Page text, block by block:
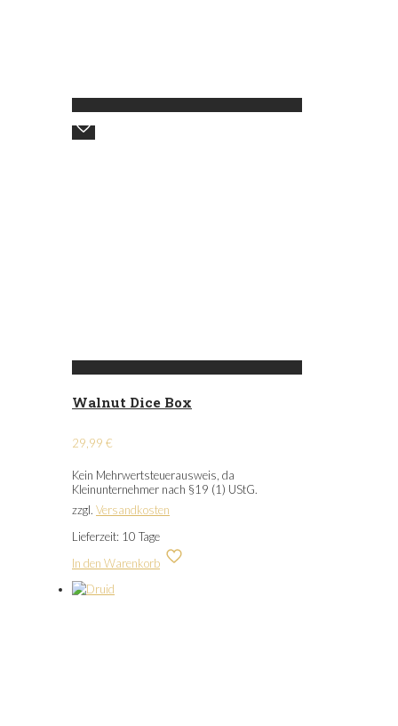
Walnut Dice Box
29,99 €
Kein Mehrwertsteuerausweis, da
Kleinunternehmer nach §19 (1) UStG.
zzgl. Versandkosten
Lieferzeit: 10 Tage
In den Warenkorb